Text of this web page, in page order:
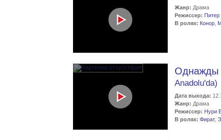
Жанр: Драма
Режиссер: Питер
В ролях: Конор
Однажды
Anadolu'da)
Дата выхода:
Жанр: Драма
Режиссер: Нури
В ролях: Фират,